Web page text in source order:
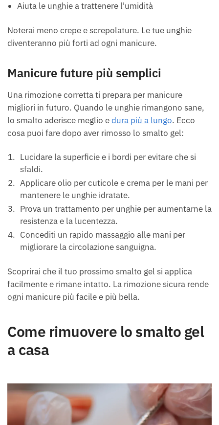
Aiuta le unghie a trattenere l'umidità
Noterai meno crepe e screpolature. Le tue unghie
diventeranno più forti ad ogni manicure.
Manicure future più semplici
Una rimozione corretta ti prepara per manicure
migliori in futuro. Quando le unghie rimangono sane,
lo smalto aderisce meglio edura più a lungo. Ecco
cosa puoi fare dopo aver rimosso lo smalto gel:
Lucidare la superficie e i bordi per evitare che si
sfaldi.
Applicare olio per cuticole e crema per le mani per
mantenere le unghie idratate.
Prova un trattamento per unghie per aumentarne la
resistenza e la lucentezza.
Concediti un rapido massaggio alle mani per
migliorare la circolazione sanguigna.
Scoprirai che il tuo prossimo smalto gel si applica
facilmente e rimane intatto. La rimozione sicura rende
ogni manicure più facile e più bella.
Come rimuovere lo smalto gel
a casa